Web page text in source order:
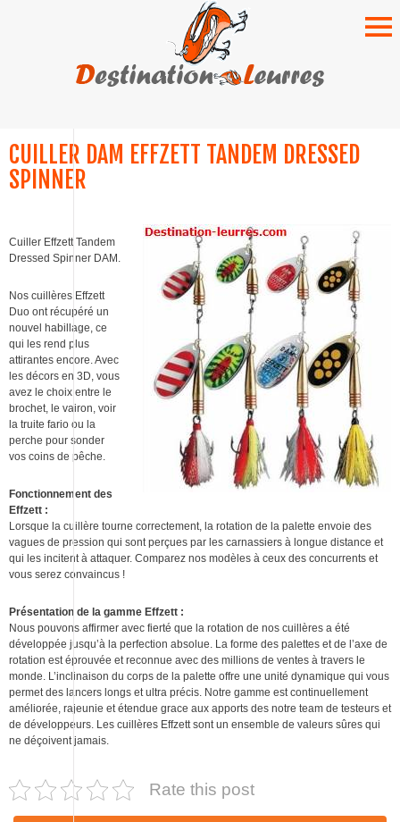
TO
CONTENT
CUILLER DAM EFFZETT TANDEM DRESSED
SPINNER
Cuiller Effzett Tandem
Dressed Spinner DAM.
Nos cuillères Effzett
Duo ont récupéré un
nouvel habillage, ce
qui les rend plus
attirantes encore. Avec
les décors en 3D, vous
avez le choix entre le
brochet, le vairon, voir
la truite fario ou la
perche pour sonder
vos coins de pêche.
Fonctionnement des
Effzett :
Lorsque la cuillère tourne correctement, la rotation de la palette envoie des
vagues de pression qui sont perçues par les carnassiers à longue distance et
qui les incitent à attaquer. Comparez nos modèles à ceux des concurrents et
vous serez convaincus !
Présentation de la gamme Effzett :
Nous pouvons affirmer avec fierté que la rotation de nos cuillères a été
développée jusqu’à la perfection absolue. La forme des palettes et de l’axe de
rotation est éprouvée et reconnue avec des millions de ventes à travers le
monde. L’inclinaison du corps de la palette offre une unité dynamique qui vous
permet des lancers longs et ultra précis. Notre gamme est continuellement
améliorée, rajeunie et étendue grace aux apports des notre team de testeurs et
de développeurs. Les cuillères Effzett sont un ensemble de valeurs sûres qui
ne déçoivent jamais.
Rate this post